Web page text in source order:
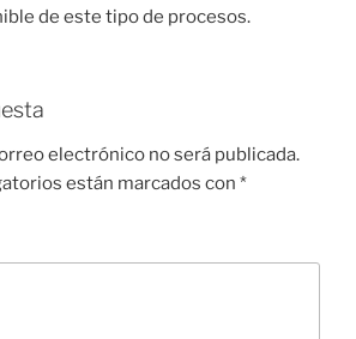
de este tipo de procesos.
electrónico no será publicada.
están marcados con *